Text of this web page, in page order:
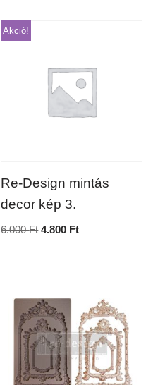
Akció!
Re-Design mintás
decor kép 3.
6.000Ft 4.800 Ft